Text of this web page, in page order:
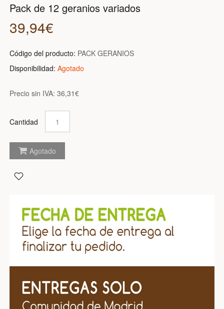
Pack de 12 geranios variados
39,94€
Código del producto: PACK GERANIOS
Disponibilidad: Agotado
Precio sin IVA: 36,31€
Cantidad
Agotado